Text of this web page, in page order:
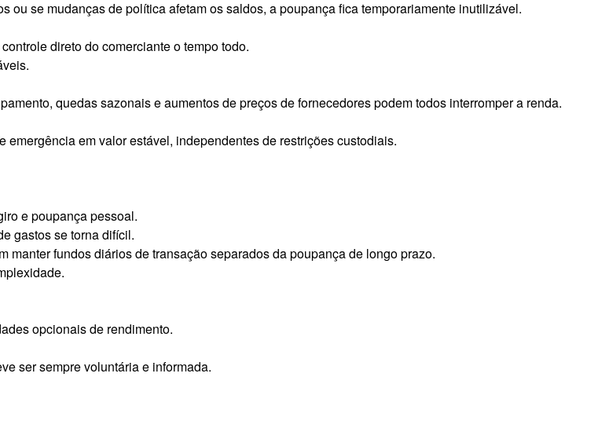
se mudanças de política afetam os saldos, a poupança fica temporariamente inutilizável.
direto do comerciante o tempo todo.
quedas sazonais e aumentos de preços de fornecedores podem todos interromper a renda.
em valor estável, independentes de restrições custodiais.
e poupança pessoal.
gastos se torna difícil.
fundos diários de transação separados da poupança de longo prazo.
opcionais de rendimento.
ser sempre voluntária e informada.